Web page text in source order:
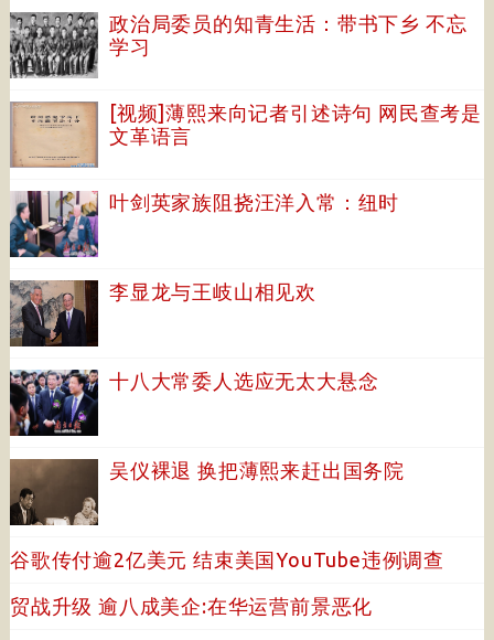
政治局委员的知青生活：带书下乡 不忘
学习
[视频]薄熙来向记者引述诗句 网民查考是
文革语言
叶剑英家族阻挠汪洋入常：纽时
李显龙与王岐山相见欢
十八大常委人选应无太大悬念
吴仪裸退 换把薄熙来赶出国务院
谷歌传付逾2亿美元 结束美国YouTube违例调查
贸战升级 逾八成美企:在华运营前景恶化